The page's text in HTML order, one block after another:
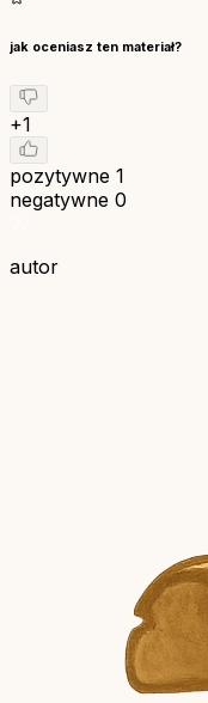
jak oceniasz ten materiał?
+1
pozytywne 1
negatywne 0
autor